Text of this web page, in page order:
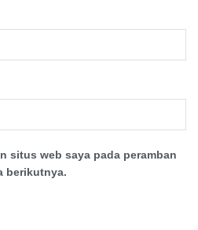
situs web saya pada peramban
berikutnya.